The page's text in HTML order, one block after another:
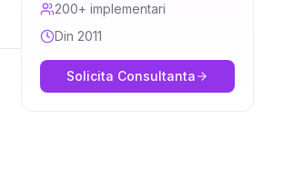
200+ implementari
Din 2011
Solicita Consultanta